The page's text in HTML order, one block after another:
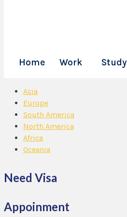
Home Work Study
Skip
content
Asia
Europe
South America
North America
Africa
Oceania
Need Visa
Appoinment